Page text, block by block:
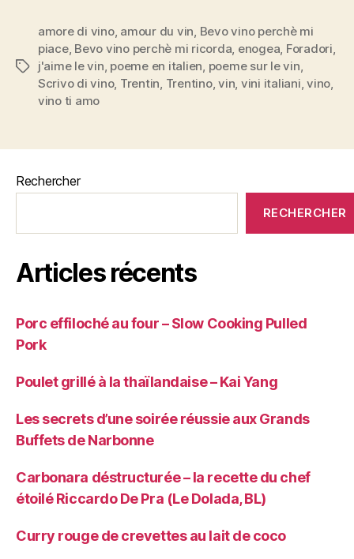
Étiquettes
amore di vino, amour du vin, Bevo vino perchè mi
piace, Bevo vino perchè mi ricorda, enogea, Foradori,
j'aime le vin, poeme en italien, poeme sur le vin,
Scrivo di vino, Trentin, Trentino,vin, vini italiani,vino,
vino ti amo
Rechercher
RECHERCHER
Articles récents
Porc effiloché au four – Slow Cooking Pulled
Pork
Poulet grillé à la thaïlandaise – Kai Yang
Les secrets d’une soirée réussie aux Grands
Buffets de Narbonne
Carbonara déstructurée – la recette du chef
étoilé Riccardo De Pra (Le Dolada, BL)
Curry rouge de crevettes au lait de coco